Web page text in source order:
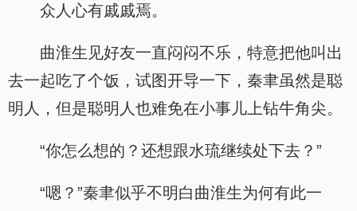
众人心有戚戚焉。
曲淮生见好友一直闷闷不乐，特意把他叫出
去一起吃了个饭，试图开导一下，秦聿虽然是聪
明人，但是聪明人也难免在小事儿上钻牛角尖。
“你怎么想的？还想跟水琉继续处下去？”
“嗯？”秦聿似乎不明白曲淮生为何有此一